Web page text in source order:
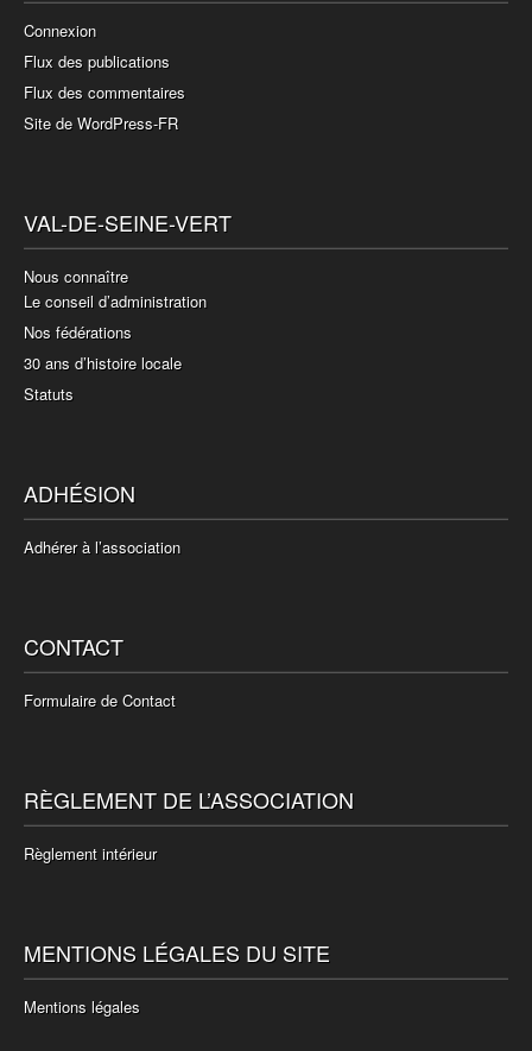
Connexion
Flux des publications
Flux des commentaires
Site de WordPress-FR
VAL-DE-SEINE-VERT
Nous connaître
Le conseil d’administration
Nos fédérations
30 ans d’histoire locale
Statuts
ADHÉSION
Adhérer à l’association
CONTACT
Formulaire de Contact
RÈGLEMENT DE L’ASSOCIATION
Règlement intérieur
MENTIONS LÉGALES DU SITE
Mentions légales